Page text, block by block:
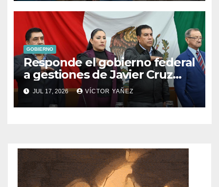
GOBIERNO
Responde el gobierno federal
a gestiones de Javier Cruz
Jaramillo
JUL 17, 2026 VÍCTOR YAÑEZ